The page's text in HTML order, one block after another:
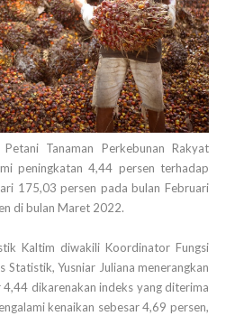
Tanaman Perkebunan Rakyat
peningkatan 4,44 persen terhadap
175,03 persen pada bulan Februari
di bulan Maret 2022.
Kaltim diwakili Koordinator Fungsi
Statistik, Yusniar Juliana menerangkan
4,44 dikarenakan indeks yang diterima
kenaikan sebesar 4,69 persen,